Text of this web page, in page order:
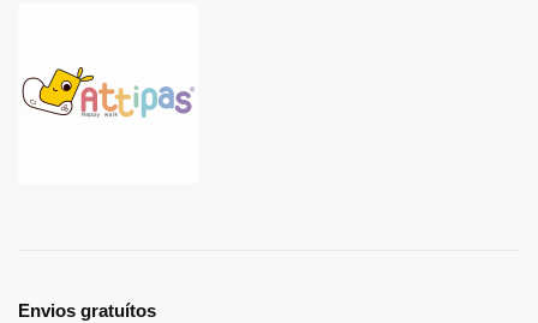
Envios gratuítos